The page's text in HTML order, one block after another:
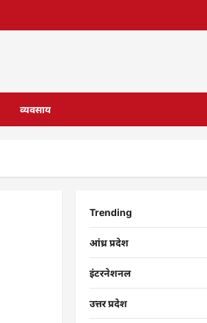
व्यवसाय
Trending
आंध्र प्रदेश
इंटरनेशनल
उत्तर प्रदेश